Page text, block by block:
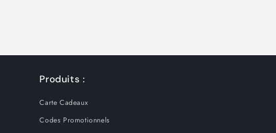
Produits :
Carte Cadeaux
Codes Promotionnels